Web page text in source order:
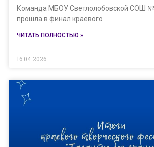
Команда МБОУ Светлолобовской СОШ
прошла в финал краевого
ЧИТАТЬ ПОЛНОСТЬЮ »
16.04.2026